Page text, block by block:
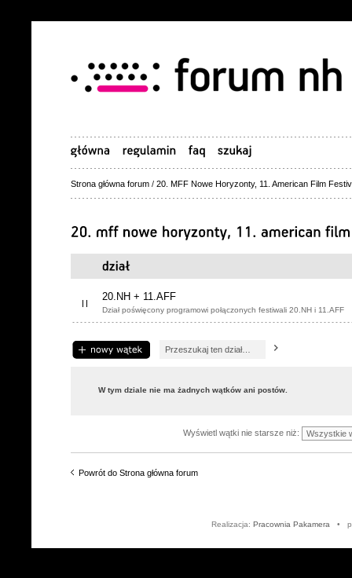
Strona główna forum / 20. MFF Nowe Horyzonty, 11. American Film
20.NH + 11.AFF
Dział poświęcony programowi połączonych festiwali 20.NH i 11.AFF
Napisz wątek
W tym dziale nie ma żadnych wątków ani postów.
Wyświetl wątki nie starsze niż:
Powrót do Strona główna forum
Realizacja: Pracownia Pakamera •